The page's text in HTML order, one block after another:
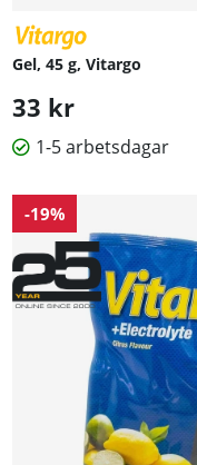
Gel, 45 g, Vitargo
33 kr
1-5 arbetsdagar
-19%